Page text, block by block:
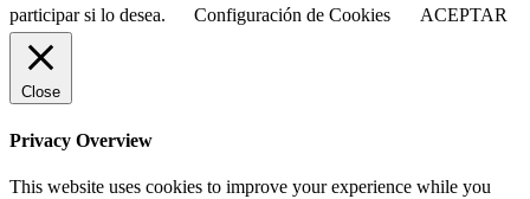
participar si lo desea.
Configuración de Cookies ACEPTAR
Close
Privacy Overview
This website uses cookies to improve your experience while you